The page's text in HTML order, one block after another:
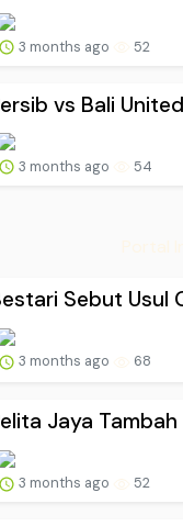
3 months ago 52
vs Bali
3 months ago 54
Sebut Usul
3 months ago 68
Jaya
3 months ago 52